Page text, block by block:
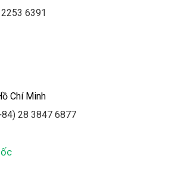
6391
Chí Minh
28 3847 6877